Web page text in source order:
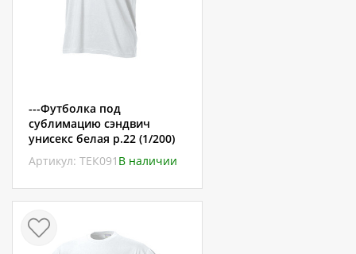
---Футболка под
сублимацию сэндвич
унисекс белая р.22 (1/200)
Артикул: ТЕК091 В наличии